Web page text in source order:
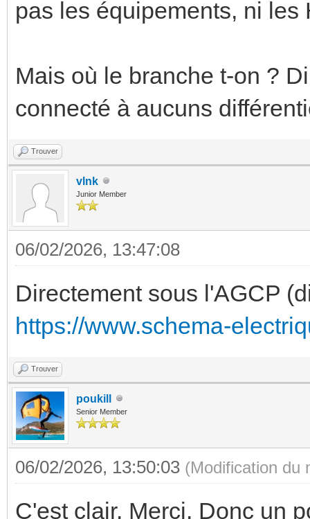
pas les équipements, ni les
Mais où le branche t-on ?
connecté à aucuns
Trouver
vlnk
Junior Member
06/02/2026, 13:47:08
Directement sous l'AGCP
https://www.schema-
Trouver
poukill
Senior Member
06/02/2026, 13:50:03 (Modification du
C'est clair. Merci. Donc un